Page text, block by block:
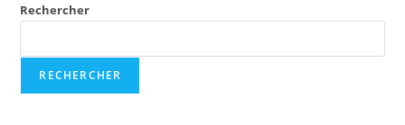
Rechercher
RECHERCHER